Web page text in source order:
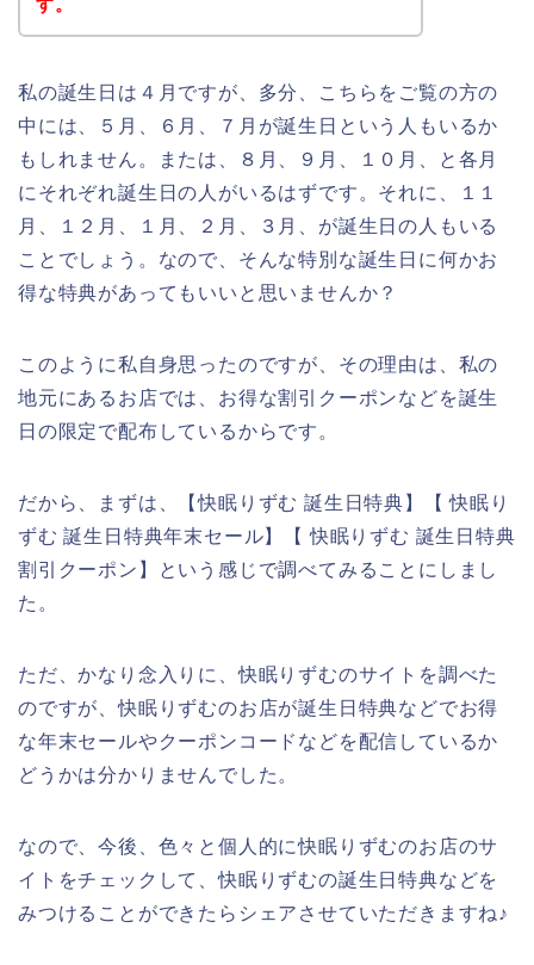
す。
私の誕生日は４月ですが、多分、こちらをご覧の方の
中には、５月、６月、７月が誕生日という人もいるか
もしれません。または、８月、９月、１０月、と各月
にそれぞれ誕生日の人がいるはずです。それに、１１
月、１２月、１月、２月、３月、が誕生日の人もいる
ことでしょう。なので、そんな特別な誕生日に何かお
得な特典があってもいいと思いませんか？
このように私自身思ったのですが、その理由は、私の
地元にあるお店では、お得な割引クーポンなどを誕生
日の限定で配布しているからです。
だから、まずは、【快眠りずむ 誕生日特典】【 快眠り
ずむ 誕生日特典年末セール】【 快眠りずむ 誕生日特典
割引クーポン】という感じで調べてみることにしまし
た。
ただ、かなり念入りに、快眠りずむのサイトを調べた
のですが、快眠りずむのお店が誕生日特典などでお得
な年末セールやクーポンコードなどを配信しているか
どうかは分かりませんでした。
なので、今後、色々と個人的に快眠りずむのお店のサ
イトをチェックして、快眠りずむの誕生日特典などを
みつけることができたらシェアさせていただきますね♪